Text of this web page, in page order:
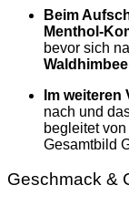
Beim
Menthol-
bevor sich
Im weiteren
nach und
begleitet
Gesamtbild
Geschmack &